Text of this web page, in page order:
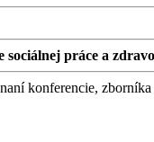
práce a
konferencie,